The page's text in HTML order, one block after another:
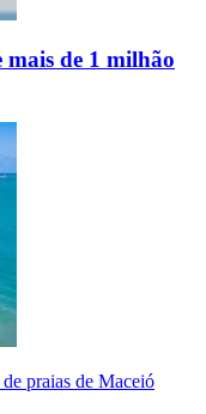
de 1 milhão
praias de Maceió